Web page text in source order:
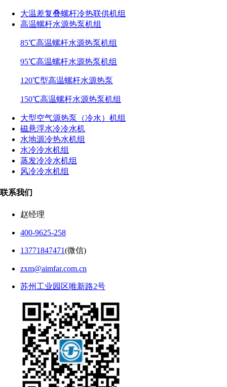
大温差复叠螺杆冷热联供机组
高温螺杆水源热泵机组
85℃高温螺杆水源热泵机组
95℃高温螺杆水源热泵机组
120℃型高温螺杆水源热泵
150℃高温螺杆水源热泵机组
大型空气源热泵（冷水）机组
磁悬浮水冷冷水机
水地源冷热水机组
水冷冷水机组
蒸发冷冷水机组
风冷冷水机组
联系我们
赵经理
400-9625-258
13771847471(微信)
zxm@aimfar.com.cn
苏州工业园区唯新路2号